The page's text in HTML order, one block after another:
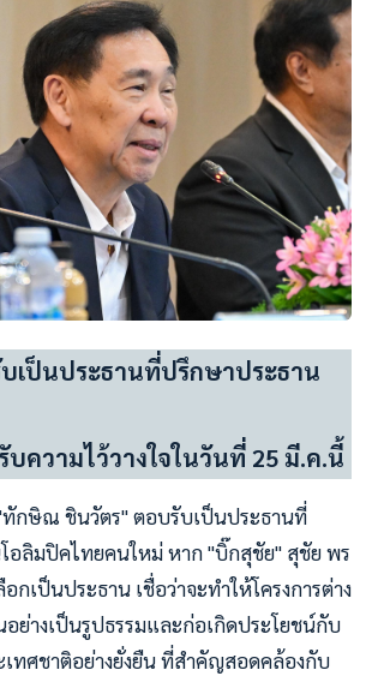
ป็นประธานที่ปรึกษาประธาน
บความไว้วางใจในวันที่ 25 มี.ค.นี้
ทักษิณ ชินวัตร" ตอบรับเป็นประธานที่
อลิมปิคไทยคนใหม่ หาก "บิ๊กสุชัย" สุชัย พร
กเป็นประธาน เชื่อว่าจะทำให้โครงการต่าง
ย่างเป็นรูปธรรมและก่อเกิดประโยชน์กับ
ทศชาติอย่างยั่งยืน ที่สำคัญสอดคล้องกับ